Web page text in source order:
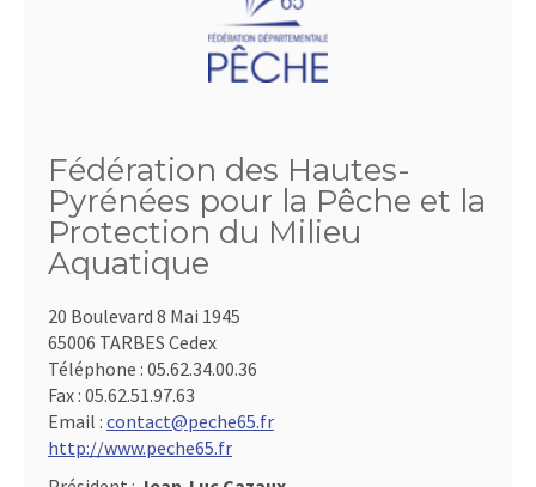
Fédération des Hautes-
Pyrénées pour la Pêche et la
Protection du Milieu
Aquatique
20 Boulevard 8 Mai 1945
65006 TARBES Cedex
Téléphone : 05.62.34.00.36
Fax : 05.62.51.97.63
Email : contact@peche65.fr
http://www.peche65.fr